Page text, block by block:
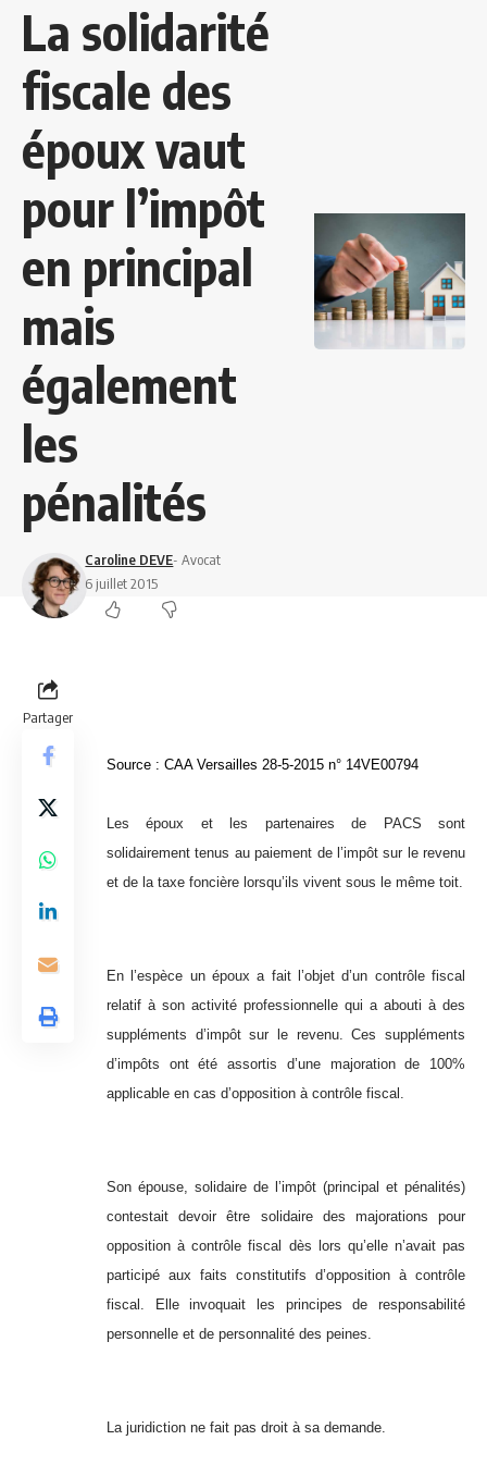
La solidarité
fiscale des
époux vaut
pour l’impôt
en principal
mais
également
les
pénalités
Caroline DEVE- Avocat
6 juillet 2015
Partager
Source : CAA Versailles 28-5-2015 n° 14VE00794
Les époux et les partenaires de PACS sont
solidairement tenus au paiement de l’impôt sur le revenu
et de la taxe foncière lorsqu’ils vivent sous le même toit.
En l’espèce un époux a fait l’objet d’un contrôle fiscal
relatif à son activité professionnelle qui a abouti à des
suppléments d’impôt sur le revenu. Ces suppléments
d’impôts ont été assortis d’une majoration de 100%
applicable en cas d’opposition à contrôle fiscal.
Son épouse, solidaire de l’impôt (principal et pénalités)
contestait devoir être solidaire des majorations pour
opposition à contrôle fiscal dès lors qu’elle n’avait pas
participé aux faits constitutifs d’opposition à contrôle
fiscal. Elle invoquait les principes de responsabilité
personnelle et de personnalité des peines.
La juridiction ne fait pas droit à sa demande.